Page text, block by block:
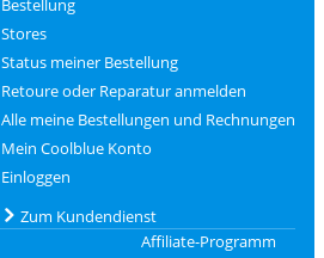
Bestellung
Stores
Status meiner Bestellung
Retoure oder Reparatur anmelden
Alle meine Bestellungen und Rechnungen
Mein Coolblue Konto
Einloggen
Zum Kundendienst
Affiliate-Programm